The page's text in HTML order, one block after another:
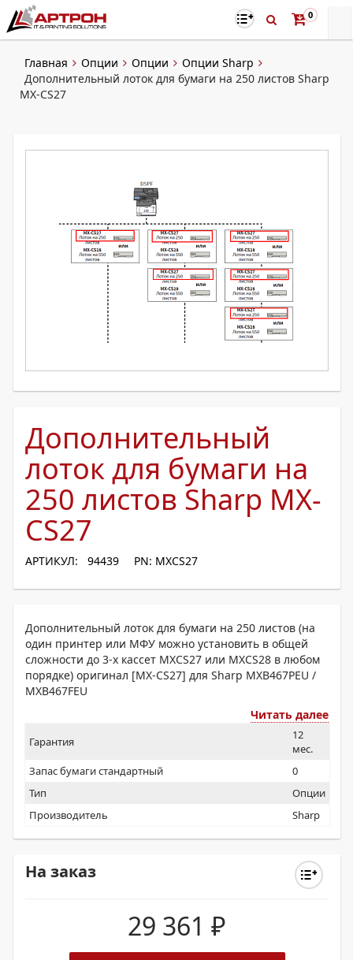
0
Главная Опции Опции
Опции Sharp
Дополнительный лоток для бумаги на 250 листов Sharp
MX-CS27
Дополнительный
лоток для бумаги на
250 листов Sharp MX-
CS27
АРТИКУЛ: 94439 PN: MXCS27
Дополнительный лоток для бумаги на 250 листов (на
один принтер или МФУ можно установить в общей
сложности до 3-х кассет MXCS27 или MXCS28 в любом
порядке) оригинал [MX-CS27] для Sharp MXB467PEU /
MXB467FEU
Читать далее
Гарантия
12
мес.
Запас бумаги стандартный
0
Тип
Опции
Производитель
Sharp
На заказ
29 361 ₽